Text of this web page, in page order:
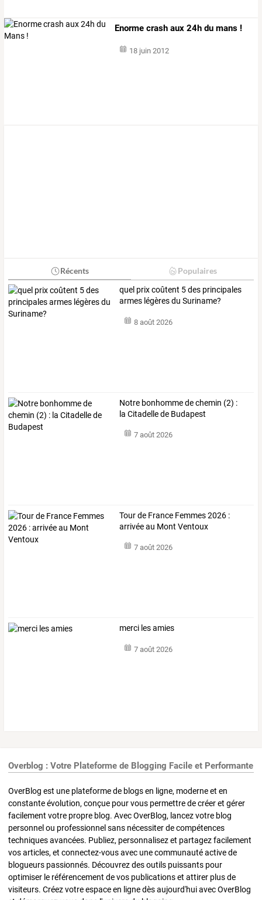
Enorme crash aux 24h du mans !
18 juin 2012
Récents Populaires
quel prix coûtent 5 des principales
armes légères du Suriname?
8 août 2026
Notre bonhomme de chemin (2) :
la Citadelle de Budapest
7 août 2026
Tour de France Femmes 2026 :
arrivée au Mont Ventoux
7 août 2026
merci les amies
7 août 2026
Overblog : Votre Plateforme de Blogging Facile et Performante
OverBlog est une plateforme de blogs en ligne, moderne et en
constante évolution, conçue pour vous permettre de créer et gérer
facilement votre propre blog. Avec OverBlog, lancez votre blog
personnel ou professionnel sans nécessiter de compétences
techniques avancées. Publiez, personnalisez et partagez facilement
vos articles, et connectez-vous avec une communauté active de
blogueurs passionnés. Découvrez des outils puissants pour
optimiser le référencement de vos publications et attirer plus de
visiteurs. Créez votre espace en ligne dès aujourd'hui avec OverBlog